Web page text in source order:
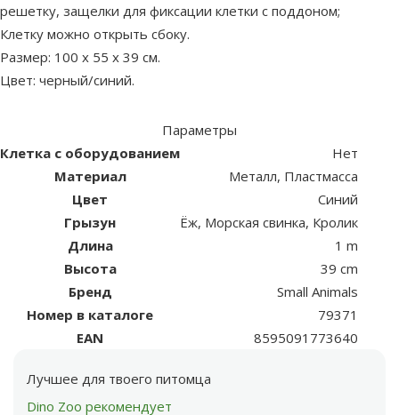
решетку, защелки для фиксации клетки с поддоном;
Клетку можно открыть сбоку.
Размер: 100 x 55 x 39 см.
Цвет: черный/синий.
Параметры
Клетка с оборудованием
Нет
Материал
Металл, Пластмасса
Цвет
Синий
Грызун
Ёж, Морская свинка, Кролик
Длина
1 m
Высота
39 cm
Бренд
Small Animals
Номер в каталоге
79371
EAN
8595091773640
Лучшее для твоего питомца
Dino Zoo рекомендует